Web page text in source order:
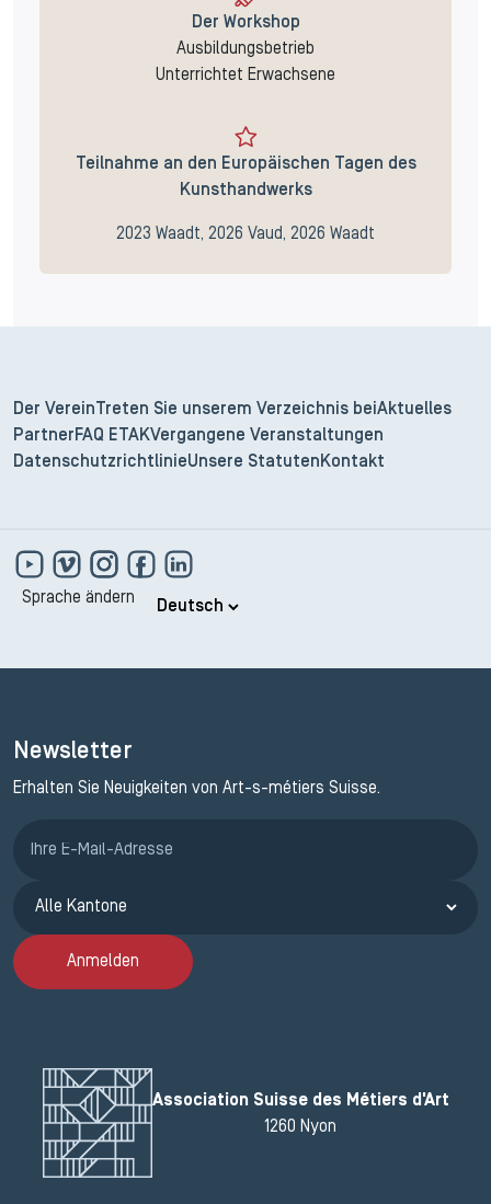
Der Workshop
Ausbildungsbetrieb
Unterrichtet Erwachsene
Teilnahme an den Europäischen Tagen des
Kunsthandwerks
2023 Waadt, 2026 Vaud, 2026 Waadt
Der Verein Treten Sie unserem Verzeichnis bei Aktuelles
Partner FAQ ETAKVergangene Veranstaltungen
DatenschutzrichtlinieUnsere Statuten Kontakt
Sprache ändern
Newsletter
Erhalten Sie Neuigkeiten von Art-s-métiers Suisse.
Anmelden
Association Suisse des Métiers d'Art
1260 Nyon